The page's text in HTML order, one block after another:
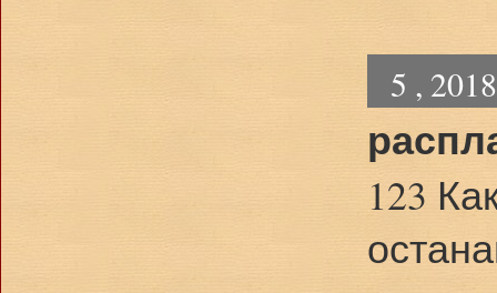
5 ,
123